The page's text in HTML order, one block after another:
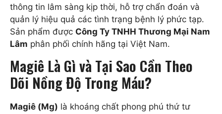
thông tin lâm sàng kịp thời, hỗ trợ chẩn đoán và
quản lý hiệu quả các tình trạng bệnh lý phức tạp.
Sản phẩm được Công Ty TNHH Thương Mại Nam
Lâm phân phối chính hãng tại Việt Nam.
Magiê Là Gì và Tại Sao Cần Theo
Dõi Nồng Độ Trong Máu?
Magiê (Mg) là khoáng chất phong phú thứ tư